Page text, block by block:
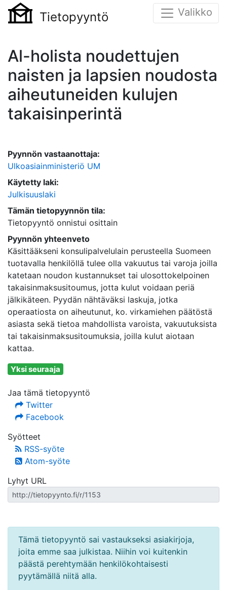
Tietopyyntö Valikko
Al-holista noudettujen
naisten ja lapsien noudosta
aiheutuneiden kulujen
takaisinperintä
Pyynnön vastaanottaja:
Ulkoasiainministeriö UM
Käytetty laki:
Julkisuuslaki
Tämän tietopyynnön tila:
Tietopyyntö onnistui osittain
Pyynnön yhteenveto
Käsittääkseni konsulipalvelulain perusteella Suomeen
tuotavalla henkilöllä tulee olla vakuutus tai varoja joilla
katetaan noudon kustannukset tai ulosottokelpoinen
takaisinmaksusitoumus, jotta kulut voidaan periä
jälkikäteen. Pyydän nähtäväksi laskuja, jotka
operaatiosta on aiheutunut, ko. virkamiehen päätöstä
asiasta sekä tietoa mahdollista varoista, vakuutuksista
tai takaisinmaksusitoumuksia, joilla kulut aiotaan
kattaa.
Yksi seuraaja
Jaa tämä tietopyyntö
Twitter
Facebook
Syötteet
RSS-syöte
Atom-syöte
Lyhyt URL
Tämä tietopyyntö sai vastaukseksi asiakirjoja,
joita emme saa julkistaa. Niihin voi kuitenkin
päästä perehtymään henkilökohtaisesti
pyytämällä niitä alla.